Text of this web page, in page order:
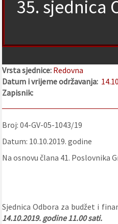
35. sjednica
Vrsta sjednice: Redovna
Datum i vrijeme održavanja:
Zapisnik:
Broj: 04-GV-05-1043/19
Datum: 10.10.2019. godine
Na osnovu člana 41. Poslovnika
Sjednica Odbora za budžet i
14.10.2019. godine 11.00 sati.